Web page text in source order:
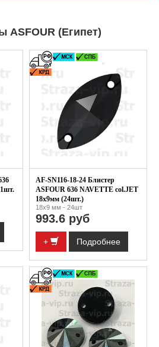
ASFOUR (Египет)
AF-SN116-18-24 Блистер
ASFOUR 636 NAVETTE col.JET
18х9мм (24шт.)
18x9 мм - 24шт
993.6 руб
+ Подробнее